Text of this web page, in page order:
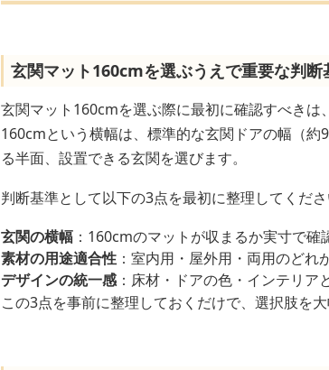
玄関マット160cmを選ぶうえで重要な判断
玄関マット160cmを選ぶ際に最初に確認すべきは、
160cmという横幅は、標準的な玄関ドアの幅（
る半面、設置できる玄関を選びます。
判断基準として以下の3点を最初に整理してくださ
玄関の横幅 ：160cmのマットが収まるか実寸で確
素材の用途適合性 ：室内用・屋外用・両用のどれ
デザインの統一感：床材・ドアの色・インテリア
この3点を事前に整理しておくだけで、選択肢を大